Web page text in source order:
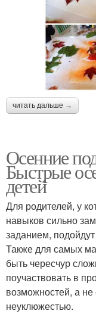
читать дальше →
Осенние
Быстрые
детей
Для родителей, у
навыков сильно
заданием,
Также для самых
быть чересчур
поучаствовать в
возможностей, а
неуклюжестью.